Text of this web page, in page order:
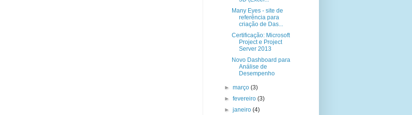
Many Eyes - site de
referência para
criação de Das...
Certificação: Microsoft
Project e Project
Server 2013
Novo Dashboard para
Análise de
Desempenho
►março(3)
►fevereiro(3)
►janeiro(4)